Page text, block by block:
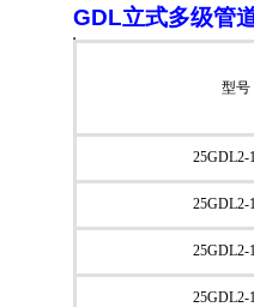
GDL立式多级管
型号
25GDL2-
25GDL2-
25GDL2-
25GDL2-